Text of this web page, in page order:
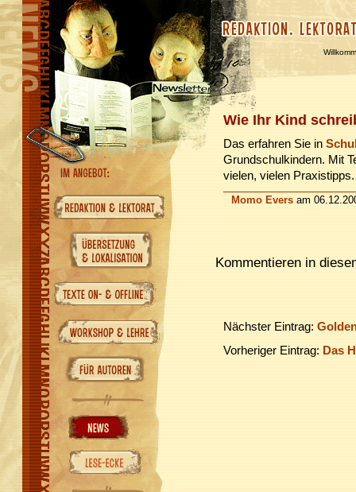
Wie Ihr Kind
Das erfahren Sie in
Grundschulkindern. Mit
vielen, vielen Praxistipps.
Momo Evers am
Kommentieren in
Nächster Eintrag:
Vorheriger Eintrag: Das